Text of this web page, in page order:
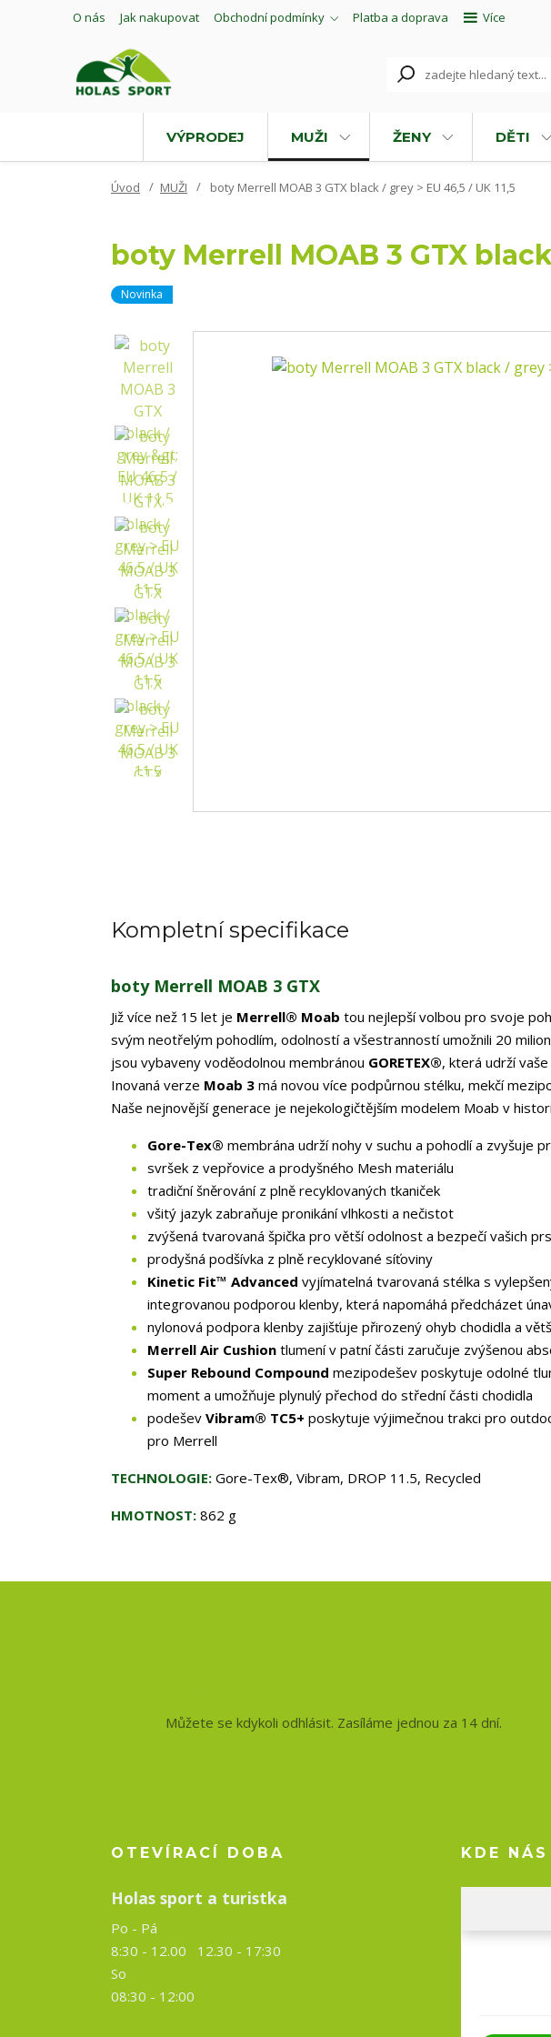
O nás Jak nakupovat Obchodní podmínky Platba a doprava Více
VÝPRODEJ MUŽI ŽENY DĚTI
Úvod MUŽI boty Merrell MOAB 3 GTX black / grey > EU 46,5 / UK 11,5
boty Merrell MOAB 3 GTX
Novinka
Kompletní specifikace
boty Merrell MOAB 3 GTX
Již více než 15 let je Merrell® Moab tou nejlepší volbou pro svoje
svým neotřelým pohodlím, odolností a všestranností umožnili 20
jsou vybaveny voděodolnou membránou GORETEX®, která udrží
Inovaná verze Moab 3 má novou více podpůrnou stélku, mekčí
Naše nejnovější generace je nejekologičtějším modelem Moab v
Gore-Tex® membrána udrží nohy v suchu a pohodlí a zvyšuje
svršek z vepřovice a prodyšného Mesh materiálu
tradiční šněrování z plně recyklovaných tkaniček
všitý jazyk zabraňuje pronikání vlhkosti a nečistot
zvýšená tvarovaná špička pro větší odolnost a bezpečí vašich
prodyšná podšívka z plně recyklované síťoviny
Kinetic Fit™ Advanced vyjímatelná tvarovaná stélka s
integrovanou podporou klenby, která napomáhá předcházet
nylonová podpora klenby zajišťuje přirozený ohyb chodidla a
Merrell Air Cushion tlumení v patní části zaručuje zvýšenou
Super Rebound Compound mezipodešev poskytuje odolné
moment a umožňuje plynulý přechod do střední části chodidla
podešev Vibram® TC5+ poskytuje výjimečnou trakci pro
pro Merrell
TECHNOLOGIE: Gore-Tex®, Vibram, DROP 11.5, Recycled
HMOTNOST: 862 g
Můžete se kdykoli odhlásit. Zasíláme jednou za 14 dní.
OTEVÍRACÍ DOBA
Holas sport a turistka
Po - Pá
8:30 - 12.00 12.30 - 17:30
So
08:30 - 12:00
KDE